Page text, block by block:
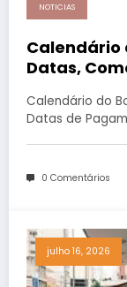
NOTICIAS
Calendário
Datas,
Calendário do
Datas de
0 Comentários
julho 16, 2026